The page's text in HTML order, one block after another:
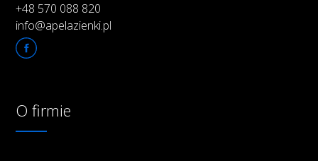
+48 570 088 820
info@apelazienki.pl
O firmie